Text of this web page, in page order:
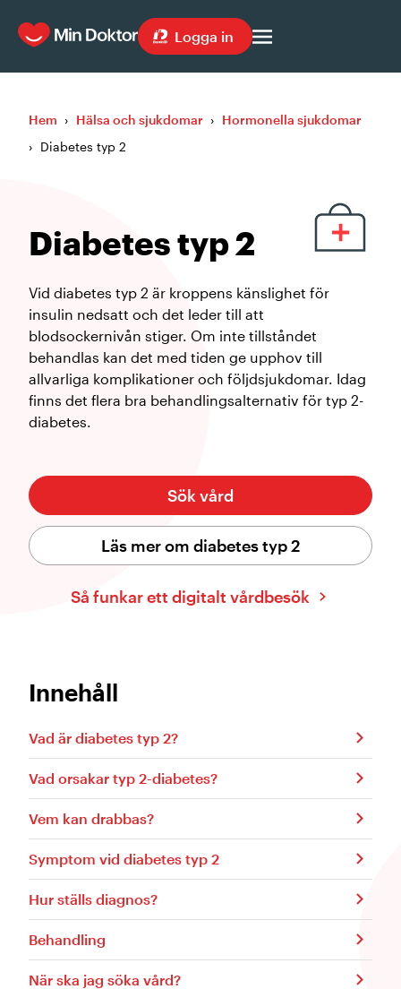
Logga in
Hem › Hälsa och sjukdomar › Hormonella sjukdomar
› Diabetes typ 2
Diabetes typ 2
Vid diabetes typ 2 är kroppens känslighet för
insulin nedsatt och det leder till att
blodsockernivån stiger. Om inte tillståndet
behandlas kan det med tiden ge upphov till
allvarliga komplikationer och följdsjukdomar. Idag
finns det flera bra behandlingsalternativ för typ 2-
diabetes.
Läs mer om diabetes typ 2
Sök vård
Så funkar ett digitalt vårdbesök
Innehåll
Vad är diabetes typ 2?
Vad orsakar typ 2-diabetes?
Vem kan drabbas?
Symptom vid diabetes typ 2
Hur ställs diagnos?
Behandling
När ska jag söka vård?